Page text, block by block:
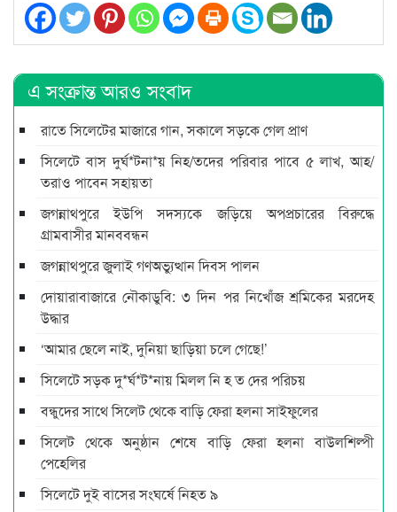
এ সংক্রান্ত আরও সংবাদ
রাতে সিলেটের মাজারে গান, সকালে সড়কে গেল প্রাণ
সিলেটে বাস দুর্ঘ*টনা*য় নিহ/তদের পরিবার পাবে ৫ লাখ, আহ/
তরাও পাবেন সহায়তা
জগন্নাথপুরে ইউপি সদস্যকে জড়িয়ে অপপ্রচারের বিরুদ্ধে
গ্রামবাসীর মানববন্ধন
জগন্নাথপুরে জুলাই গণঅভ্যুত্থান দিবস পালন
দোয়ারাবাজারে নৌকাডুবি: ৩ দিন পর নিখোঁজ শ্রমিকের মরদেহ
উদ্ধার
‘আমার ছেলে নাই, দুনিয়া ছাড়িয়া চলে গেছে!’
সিলেটে সড়ক দু*র্ঘ*ট*নায় মিলল নি হ ত দের পরিচয়
বন্ধুদের সাথে সিলেট থেকে বাড়ি ফেরা হলনা সাইফুলের
সিলেট থেকে অনুষ্ঠান শেষে বাড়ি ফেরা হলনা বাউলশিল্পী
পেহেলির
সিলেটে দুই বাসের সংঘর্ষে নিহত ৯